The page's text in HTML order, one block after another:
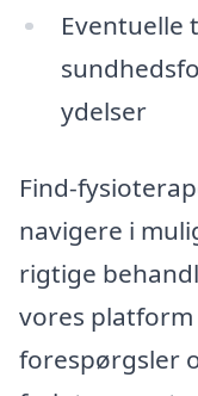
Eventuelle
ydelser
Find-
navigere i
rigtige
vores
forespørgsler